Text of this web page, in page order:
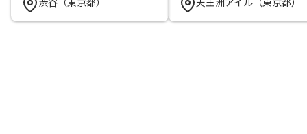
渋谷（東京都） 天王洲アイル（東京都）